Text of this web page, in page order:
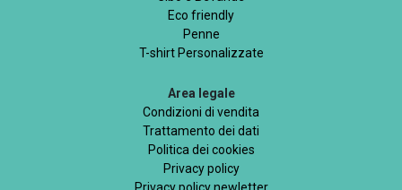
Eco friendly
Penne
T-shirt Personalizzate
Area legale
Condizioni di vendita
Trattamento dei dati
Politica dei cookies
Privacy policy
Privacy policy newletter